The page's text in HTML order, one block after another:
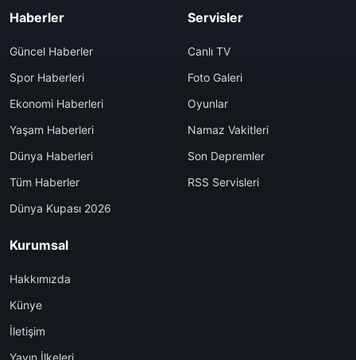
Haberler
Güncel Haberler
Spor Haberleri
Ekonomi Haberleri
Yaşam Haberleri
Dünya Haberleri
Tüm Haberler
Dünya Kupası 2026
Servisler
Canlı TV
Foto Galeri
Oyunlar
Namaz Vakitleri
Son Depremler
RSS Servisleri
Kurumsal
Hakkımızda
Künye
İletişim
Yayın İlkeleri